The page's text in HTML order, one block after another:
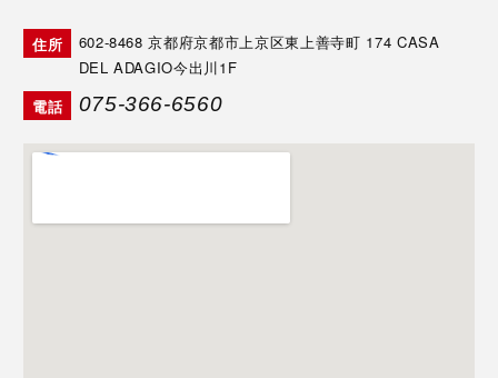
住所 602-8468京都府京都市上京区東上善寺町 174 CASA
DEL ADAGIO今出川1F
電話
075-366-6560